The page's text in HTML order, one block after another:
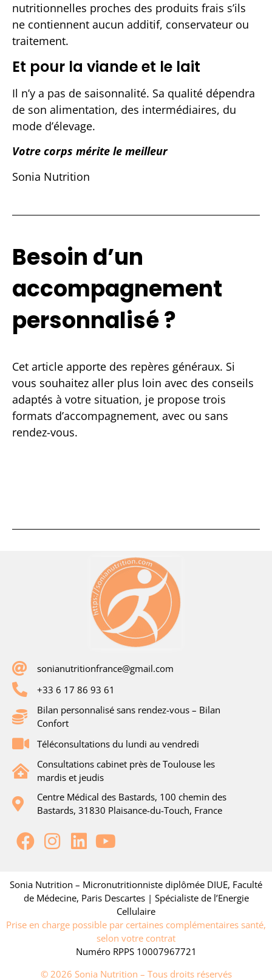
nutritionnelles proches des produits frais s’ils
ne contiennent aucun additif, conservateur ou
traitement.
Et pour la viande et le lait
Il n’y a pas de saisonnalité. Sa qualité dépendra
de son alimentation, des intermédiaires, du
mode d’élevage.
Votre corps mérite le meilleur
Sonia Nutrition
Besoin d’un
accompagnement
personnalisé ?
Cet article apporte des repères généraux. Si
vous souhaitez aller plus loin avec des conseils
adaptés à votre situation, je propose trois
formats d’accompagnement, avec ou sans
rendez-vous.
sonianutritionfrance@gmail.com
+33 6 17 86 93 61
Bilan personnalisé sans rendez-vous – Bilan
Confort
Téléconsultations du lundi au vendredi
Consultations cabinet près de Toulouse les
mardis et jeudis
Centre Médical des Bastards, 100 chemin des
Bastards, 31830 Plaisance-du-Touch, France
Sonia Nutrition – Micronutritionniste diplômée DIUE, Faculté
de Médecine, Paris Descartes | Spécialiste de l’Energie
Cellulaire
Prise en charge possible par certaines complémentaires santé,
selon votre contrat
Numéro RPPS 10007967721
© 2026 Sonia Nutrition – Tous droits réservés